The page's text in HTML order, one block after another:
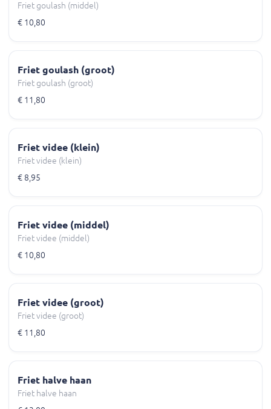
Friet goulash (middel)
€ 10,80
Friet goulash (groot)
Friet goulash (groot)
€ 11,80
Friet videe (klein)
Friet videe (klein)
€ 8,95
Friet videe (middel)
Friet videe (middel)
€ 10,80
Friet videe (groot)
Friet videe (groot)
€ 11,80
Friet halve haan
Friet halve haan